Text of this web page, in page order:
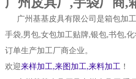
广州基基皮具有限公司是箱包加工
手袋,男包,女包加工贴牌,银包,书包,
订单生产加工厂商企业。
欢迎来样加工,来图加工,来料加工 ！